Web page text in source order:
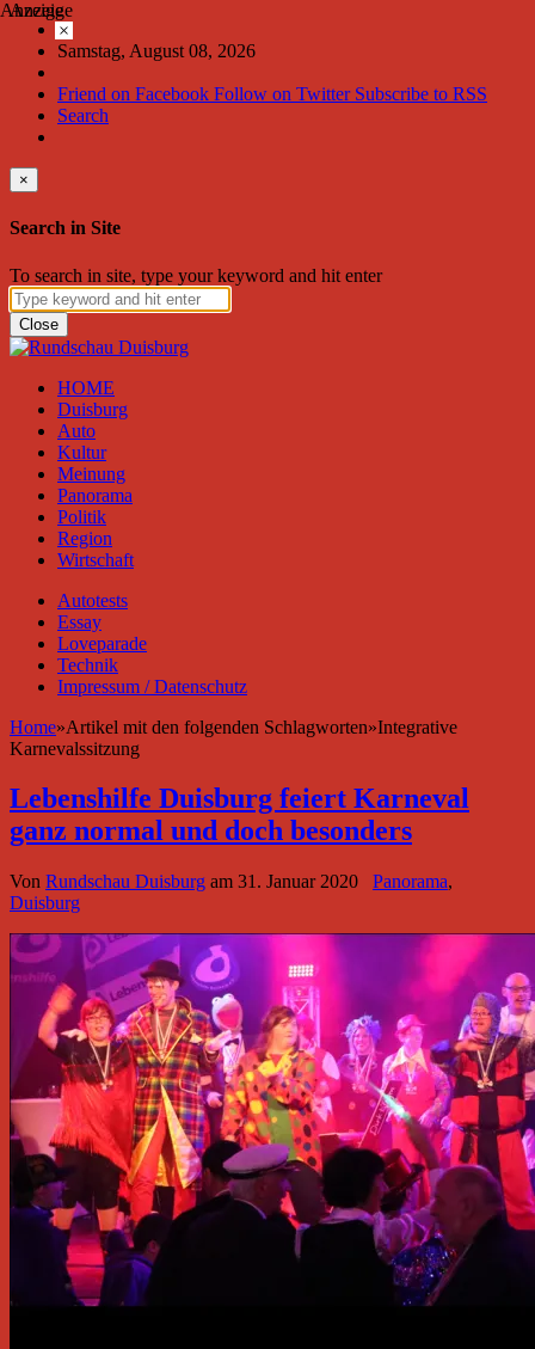
Samstag, August 08, 2026
Friend on Facebook Follow on Twitter Subscribe to RSS
Search
×
Search in Site
To search in site, type your keyword and hit enter
Close
HOME
Duisburg
Auto
Kultur
Meinung
Panorama
Politik
Region
Wirtschaft
Autotests
Essay
Loveparade
Technik
Impressum / Datenschutz
Home»Artikel mit den folgenden Schlagworten»Integrative
Karnevalssitzung
Lebenshilfe Duisburg feiert Karneval
ganz normal und doch besonders
Von Rundschau Duisburg am 31. Januar 2020 Panorama,
Duisburg
Anzeige
×
Anzeige